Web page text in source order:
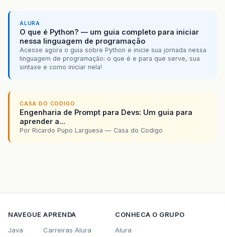
ALURA
O que é Python? — um guia completo para iniciar
nessa linguagem de programação
Acesse agora o guia sobre Python e inicie sua jornada nessa
linguagem de programação: o que é e para que serve, sua
sintaxe e como iniciar nela!
CASA DO CODIGO
Engenharia de Prompt para Devs: Um guia para
aprender a...
Por Ricardo Pupo Larguesa — Casa do Codigo
NAVEGUE
Java
APRENDA
Carreiras Alura
CONHECA O GRUPO
Alura